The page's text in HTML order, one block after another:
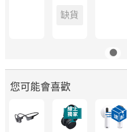
缺貨
您可能會喜歡